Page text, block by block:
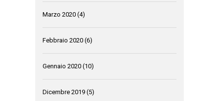
Marzo 2020 (4)
Febbraio 2020 (6)
Gennaio 2020 (10)
Dicembre 2019 (5)